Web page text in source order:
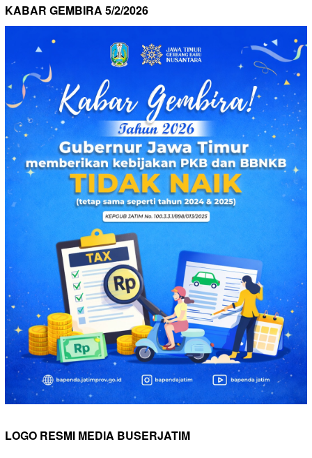
KABAR GEMBIRA 5/2/2026
LOGO RESMI MEDIA BUSERJATIM